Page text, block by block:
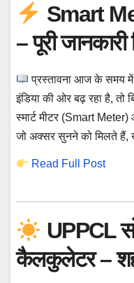
Smart
– पूरी जानकारी
प्रस्तावना आज के समय में
इंडिया की ओर बढ़ रहा है, तो
स्मार्ट मीटर (Smart
जो अक्सर सुनने को मिलते हैं,
Read Full Post
UPPCL
कैलकुलेटर –